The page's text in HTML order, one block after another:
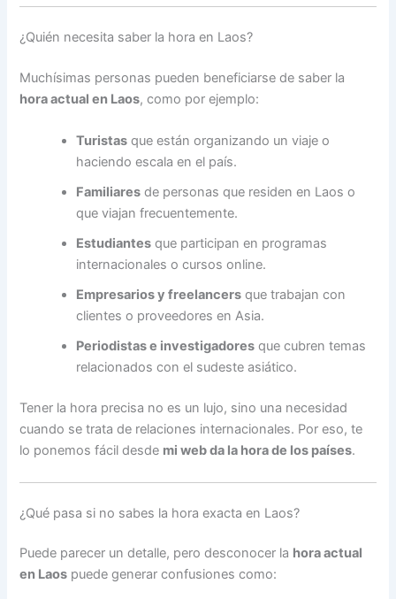
¿Quién necesita saber la hora en Laos?
Muchísimas personas pueden beneficiarse de saber la
hora actual en Laos, como por ejemplo:
Turistas que están organizando un viaje o
haciendo escala en el país.
Familiares de personas que residen en Laos o
que viajan frecuentemente.
Estudiantes que participan en programas
internacionales o cursos online.
Empresarios y freelancers que trabajan con
clientes o proveedores en Asia.
Periodistas e investigadores que cubren temas
relacionados con el sudeste asiático.
Tener la hora precisa no es un lujo, sino una necesidad
cuando se trata de relaciones internacionales. Por eso, te
lo ponemos fácil desde mi web da la hora de los países.
¿Qué pasa si no sabes la hora exacta en Laos?
Puede parecer un detalle, pero desconocer la hora actual
en Laos puede generar confusiones como: